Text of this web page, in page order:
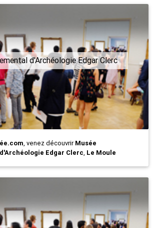
d'Archéologie Edgar Clerc
, venez découvrirMusée
Edgar Clerc, Le Moule